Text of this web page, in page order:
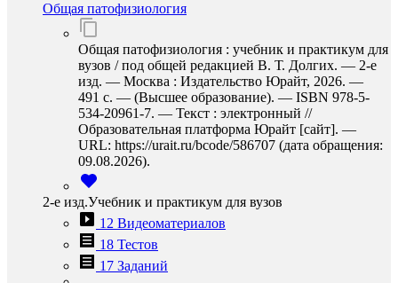
Общая патофизиология
Общая патофизиология : учебник и практикум для
вузов / под общей редакцией В. Т. Долгих. — 2-е
изд. — Москва : Издательство Юрайт, 2026. —
491 с. — (Высшее образование). — ISBN 978-5-
534-20961-7. — Текст : электронный //
Образовательная платформа Юрайт [сайт]. —
URL: https://urait.ru/bcode/586707 (дата обращения:
09.08.2026).
2-е изд.Учебник и практикум для вузов
12 Видеоматериалов
18 Тестов
17 Заданий